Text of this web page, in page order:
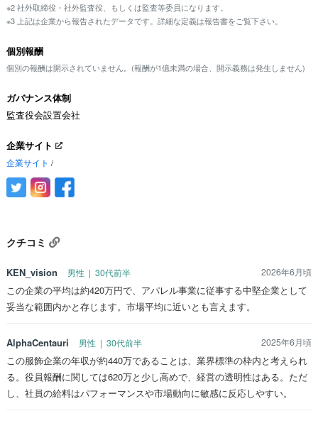
※2 社外取締役・社外監査役、もしくは監査等委員になります。
※3 上記は企業から報告されたデータです。詳細な定義は報告書をご覧下さい。
個別報酬
個別の報酬は開示されていません。(報酬が1億未満の場合、開示義務は発生しません)
ガバナンス体制
監査役会設置会社
企業サイト
企業サイト /
クチコミ
KEN_vision 男性 | 30代前半 2026年6月頃
この企業の平均は約420万円で、アパレル事業に従事する中堅企業として
妥当な範囲内かと存じます。市場平均に近いとも言えます。
AlphaCentauri 男性 | 30代前半 2025年6月頃
この服飾企業の年収が約440万であることは、業界標準の枠内と考えられ
る。役員報酬に関しては620万と少し高めで、経営の透明性はある。ただ
し、社員の給料はパフォーマンスや市場動向に敏感に反応しやすい。